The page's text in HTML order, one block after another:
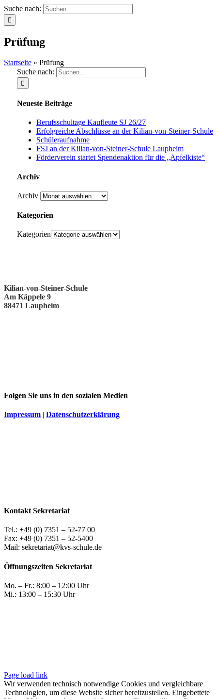
Suche nach:
Prüfung
Startseite » Prüfung
Suche nach:
Neueste Beiträge
Berufsschultage Kaufleute SJ 26/27
Erfolgreiche Abschlüsse an der Kilian-von-Steiner-Schule
Schüleraufnahme
FSJ an der Kilian-von-Steiner-Schule Laupheim
Förderverein startet Spendenaktion für die „Apfelkiste“
Archiv
Archiv
Kategorien
Kategorien
Kilian-von-Steiner-Schule
Am Käppele 9
88471 Laupheim
Folgen Sie uns in den sozialen Medien
Impressum | Datenschutzerklärung
Kontakt Sekretariat
Tel.: +49 (0) 7351 – 52-77 00
Fax: +49 (0) 7351 – 52-5400
Mail: sekretariat@kvs-schule.de
Öffnungszeiten Sekretariat
Mo. – Fr.: 8:00 – 12:00 Uhr
Mi.: 13:00 – 15:30 Uhr
Page load link
Wir verwenden technisch notwendige Cookies und vergleichbare
Technologien, um diese Website sicher bereitzustellen. Eingebettete